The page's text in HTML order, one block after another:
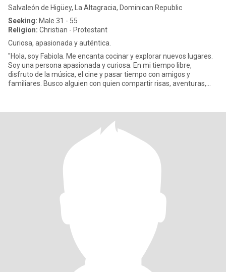
Salvaleón de Higüey, La Altagracia, Dominican Republic
Seeking: Male 31 - 55
Religion: Christian - Protestant
Curiosa, apasionada y auténtica.
"Hola, soy Fabiola. Me encanta cocinar y explorar nuevos lugares.
Soy una persona apasionada y curiosa. En mi tiempo libre,
disfruto de la música, el cine y pasar tiempo con amigos y
familiares. Busco alguien con quien compartir risas, aventuras,